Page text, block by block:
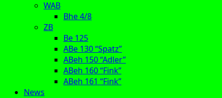
WAB
Bhe 4/8
ZB
Be 125
ABe 130 “Spatz”
ABeh 150 “Adler”
ABeh 160 “Fink”
ABeh 161 “Fink”
News